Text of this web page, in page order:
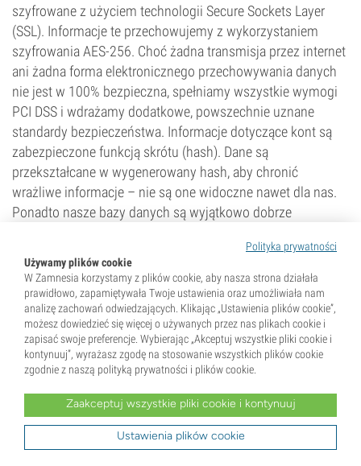
szyfrowane z użyciem technologii Secure Sockets Layer
(SSL). Informacje te przechowujemy z wykorzystaniem
szyfrowania AES-256. Choć żadna transmisja przez internet
ani żadna forma elektronicznego przechowywania danych
nie jest w 100% bezpieczna, spełniamy wszystkie wymogi
PCI DSS i wdrażamy dodatkowe, powszechnie uznane
standardy bezpieczeństwa. Informacje dotyczące kont są
zabezpieczone funkcją skrótu (hash). Dane są
przekształcane w wygenerowany hash, aby chronić
wrażliwe informacje – nie są one widoczne nawet dla nas.
Ponadto nasze bazy danych są wyjątkowo dobrze
Dostęp do baz jest możliwy i dozwolony wyłącznie z
autoryzowanych adresów IP (np. adres IP siedziby
Zamnesia). Wszystkie inne próby lub adresy są zawsze
odrzucane. W przypadku zakupu bezpieczeństwo danych
Twojej karty kredytowej gwarantują nasi operatorzy
płatności. Nie gromadzimy danych kart kredytowych ani nie
przechowujemy w naszym systemie żadnych informacji o
Twojej karcie. Wszelkie dane są w możliwie największym
stopniu anonimizowane, tak aby nie można ich było
bezpośrednio powiązać z konkretnym klientem. Możemy
jednak wykorzystywać je do badań rynku i analiz. Ponadto
Polityka prywatności
Używamy plików cookie
W Zamnesia korzystamy z plików cookie, aby nasza strona działała
prawidłowo, zapamiętywała Twoje ustawienia oraz umożliwiała nam
analizę zachowań odwiedzających. Klikając „Ustawienia plików cookie”,
możesz dowiedzieć się więcej o używanych przez nas plikach cookie i
zapisać swoje preferencje. Wybierając „Akceptuj wszystkie pliki cookie i
kontynuuj”, wyrażasz zgodę na stosowanie wszystkich plików cookie
zgodnie z naszą polityką prywatności i plików cookie.
Zaakceptuj wszystkie pliki cookie i kontynuuj
Ustawienia plików cookie